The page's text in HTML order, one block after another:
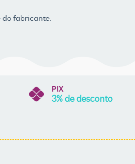
do fabricante.
PIX
3% de desconto